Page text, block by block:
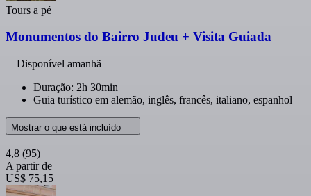
Tours a pé
Monumentos do Bairro Judeu + Visita Guiada
Disponível amanhã
Duração: 2h 30min
Guia turístico em alemão, inglês, francês, italiano, espanhol
Mostrar o que está incluído
4,8 (95)
A partir de
US$ 75,15